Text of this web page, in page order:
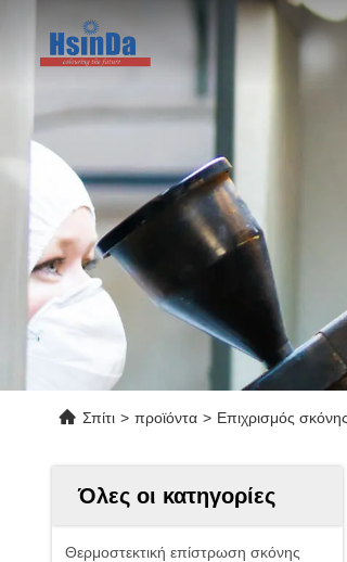
Σπίτι > προϊόντα > Επιχρισμός
Όλες οι κατηγορίες
Θερμοστεκτική επίστρωση σκόνης